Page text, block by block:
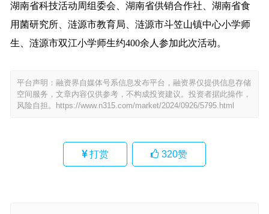
湖南省科技活动周组委会、湖南省供销合作社、湖南省食
用菌研究所、涟源市教育局、涟源市斗笠山镇中心小学师
生、涟源市双江小学师生约400余人参加此次活动。
平台声明：融资界自媒体号系信息发布平台，融资界仅提供信息存储
空间服务，文章内容仅供参考，不构成投资建议。投资者据此操作，
风险自担。
https://www.n315.com/market/2024/0926/5795.html
打赏 320赞